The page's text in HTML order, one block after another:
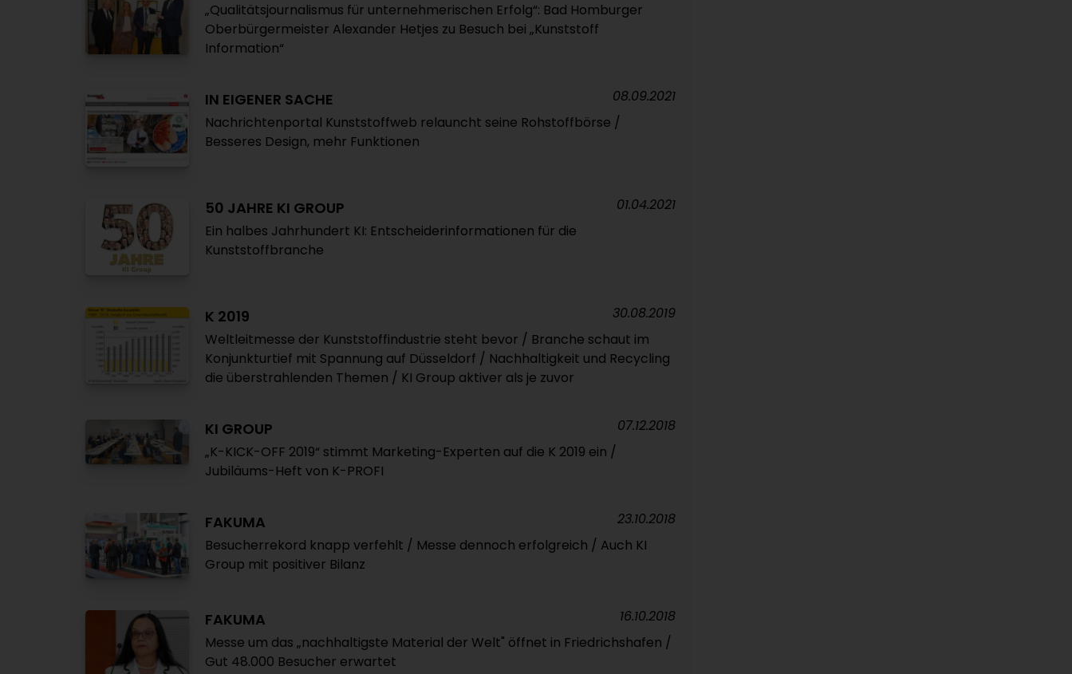
„Qualitätsjournalismus für unternehmerischen Erfolg“: Bad Homburger
Oberbürgermeister Alexander Hetjes zu Besuch bei „Kunststoff
Information“
IN EIGENER SACHE
Nachrichtenportal Kunststoffweb relauncht seine Rohstoffbörse /
Besseres Design, mehr Funktionen
08.09.2021
50 JAHRE KI GROUP
Ein halbes Jahrhundert KI: Entscheiderinformationen für die
Kunststoffbranche
01.04.2021
K 2019
Weltleitmesse der Kunststoffindustrie steht bevor / Branche schaut im
Konjunkturtief mit Spannung auf Düsseldorf / Nachhaltigkeit und Recycling
die überstrahlenden Themen / KI Group aktiver als je zuvor
30.08.2019
KI GROUP
„K-KICK-OFF 2019“ stimmt Marketing-Experten auf die K 2019 ein /
Jubiläums-Heft von K-PROFI
07.12.2018
FAKUMA
Besucherrekord knapp verfehlt / Messe dennoch erfolgreich / Auch KI
Group mit positiver Bilanz
23.10.2018
FAKUMA
Messe um das „nachhaltigste Material der Welt" öffnet in Friedrichshafen /
Gut 48.000 Besucher erwartet
16.10.2018